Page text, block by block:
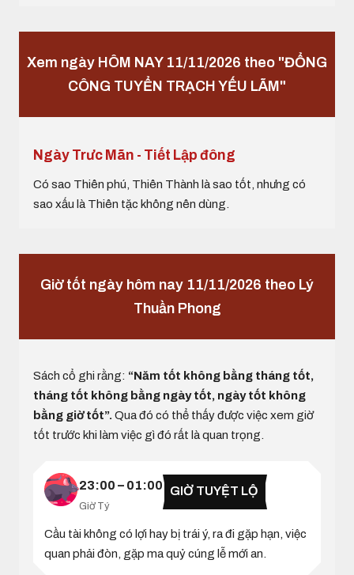
Xem ngày HÔM NAY 11/11/2026 theo "ĐỔNG
CÔNG TUYỂN TRẠCH YẾU LÃM"
Ngày Trưc Mãn - Tiết Lập đông
Có sao Thiên phú, Thiên Thành là sao tốt, nhưng có
sao xấu là Thiên tặc không nên dùng.
Giờ tốt ngày hôm nay 11/11/2026 theo Lý
Thuần Phong
Sách cổ ghi rằng: “Năm tốt không bằng tháng tốt,
tháng tốt không bằng ngày tốt, ngày tốt không
bằng giờ tốt”. Qua đó có thể thấy được việc xem giờ
tốt trước khi làm việc gì đó rất là quan trọng.
23:00 – 01:00
Giờ Tý
GIỜ TUYỆT LỘ
Cầu tài không có lợi hay bị trái ý, ra đi gặp hạn, việc
quan phải đòn, gặp ma quỷ cúng lễ mới an.